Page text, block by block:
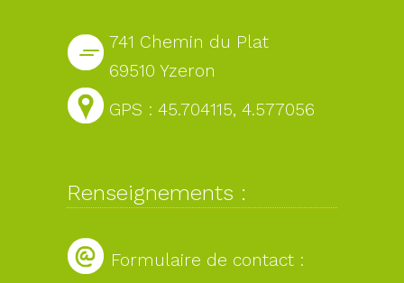
741 Chemin du Plat
69510 Yzeron
GPS : 45.704115, 4.577056
Renseignements :
Formulaire de contact :